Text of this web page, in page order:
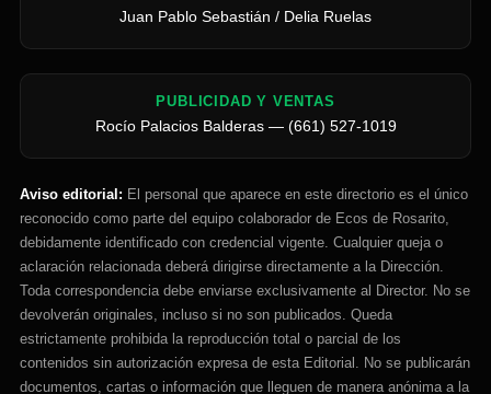
Juan Pablo Sebastián / Delia Ruelas
PUBLICIDAD Y VENTAS
Rocío Palacios Balderas — (661) 527-1019
Aviso editorial: El personal que aparece en este directorio es el único
reconocido como parte del equipo colaborador de Ecos de Rosarito,
debidamente identificado con credencial vigente. Cualquier queja o
aclaración relacionada deberá dirigirse directamente a la Dirección.
Toda correspondencia debe enviarse exclusivamente al Director. No se
devolverán originales, incluso si no son publicados. Queda
estrictamente prohibida la reproducción total o parcial de los
contenidos sin autorización expresa de esta Editorial. No se publicarán
documentos, cartas o información que lleguen de manera anónima a la